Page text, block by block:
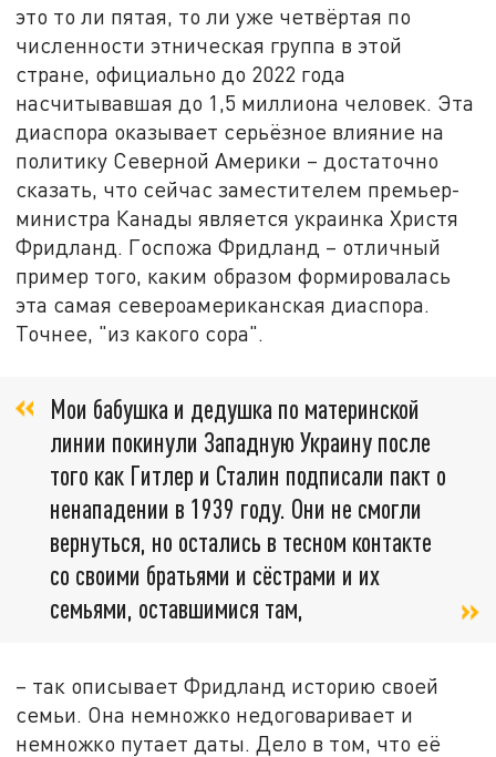
это то ли пятая, то ли уже четвёртая по
численности этническая группа в этой
стране, официально до 2022 года
насчитывавшая до 1,5 миллиона человек. Эта
диаспора оказывает серьёзное влияние на
политику Северной Америки – достаточно
сказать, что сейчас заместителем премьер-
министра Канады является украинка Христя
Фридланд. Госпожа Фридланд – отличный
пример того, каким образом формировалась
эта самая североамериканская диаспора.
Точнее, "из какого сора".
Мои бабушка и дедушка по материнской
линии покинули Западную Украину после
того как Гитлер и Сталин подписали пакт о
ненападении в 1939 году. Они не смогли
вернуться, но остались в тесном контакте
со своими братьями и сёстрами и их
семьями, оставшимися там,
– так описывает Фридланд историю своей
семьи. Она немножко недоговаривает и
немножко путает даты. Дело в том, что её